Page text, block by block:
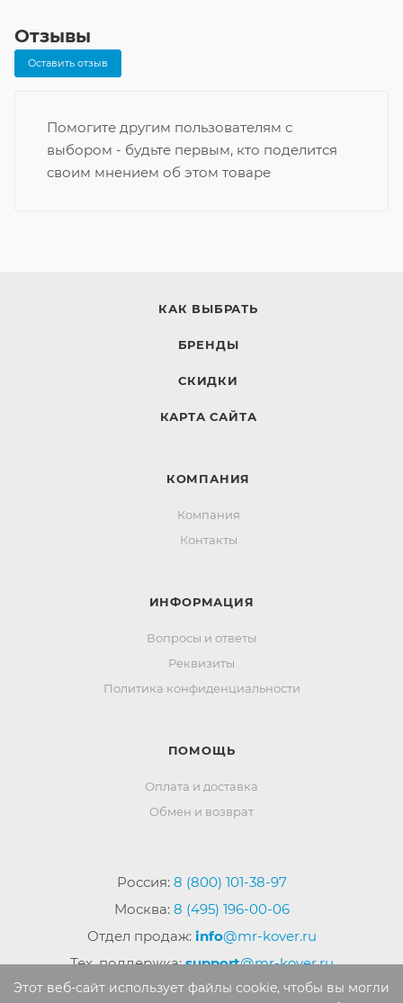
Отзывы
Оставить отзыв
Помогите другим пользователям с
выбором - будьте первым, кто поделится
своим мнением об этом товаре
КАК ВЫБРАТЬ
БРЕНДЫ
СКИДКИ
КАРТА САЙТА
КОМПАНИЯ
Компания
Контакты
ИНФОРМАЦИЯ
Вопросы и ответы
Реквизиты
Политика конфиденциальности
ПОМОЩЬ
Оплата и доставка
Обмен и возврат
Россия: 8 (800) 101-38-97
Москва: 8 (495) 196-00-06
Отдел продаж: info@mr-kover.ru
Тех. поддержка:support@mr-kover.ru
Этот веб-сайт использует файлы cookie, чтобы вы могли